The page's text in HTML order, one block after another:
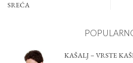
SREĆA
KAŠALJ – VRSTE